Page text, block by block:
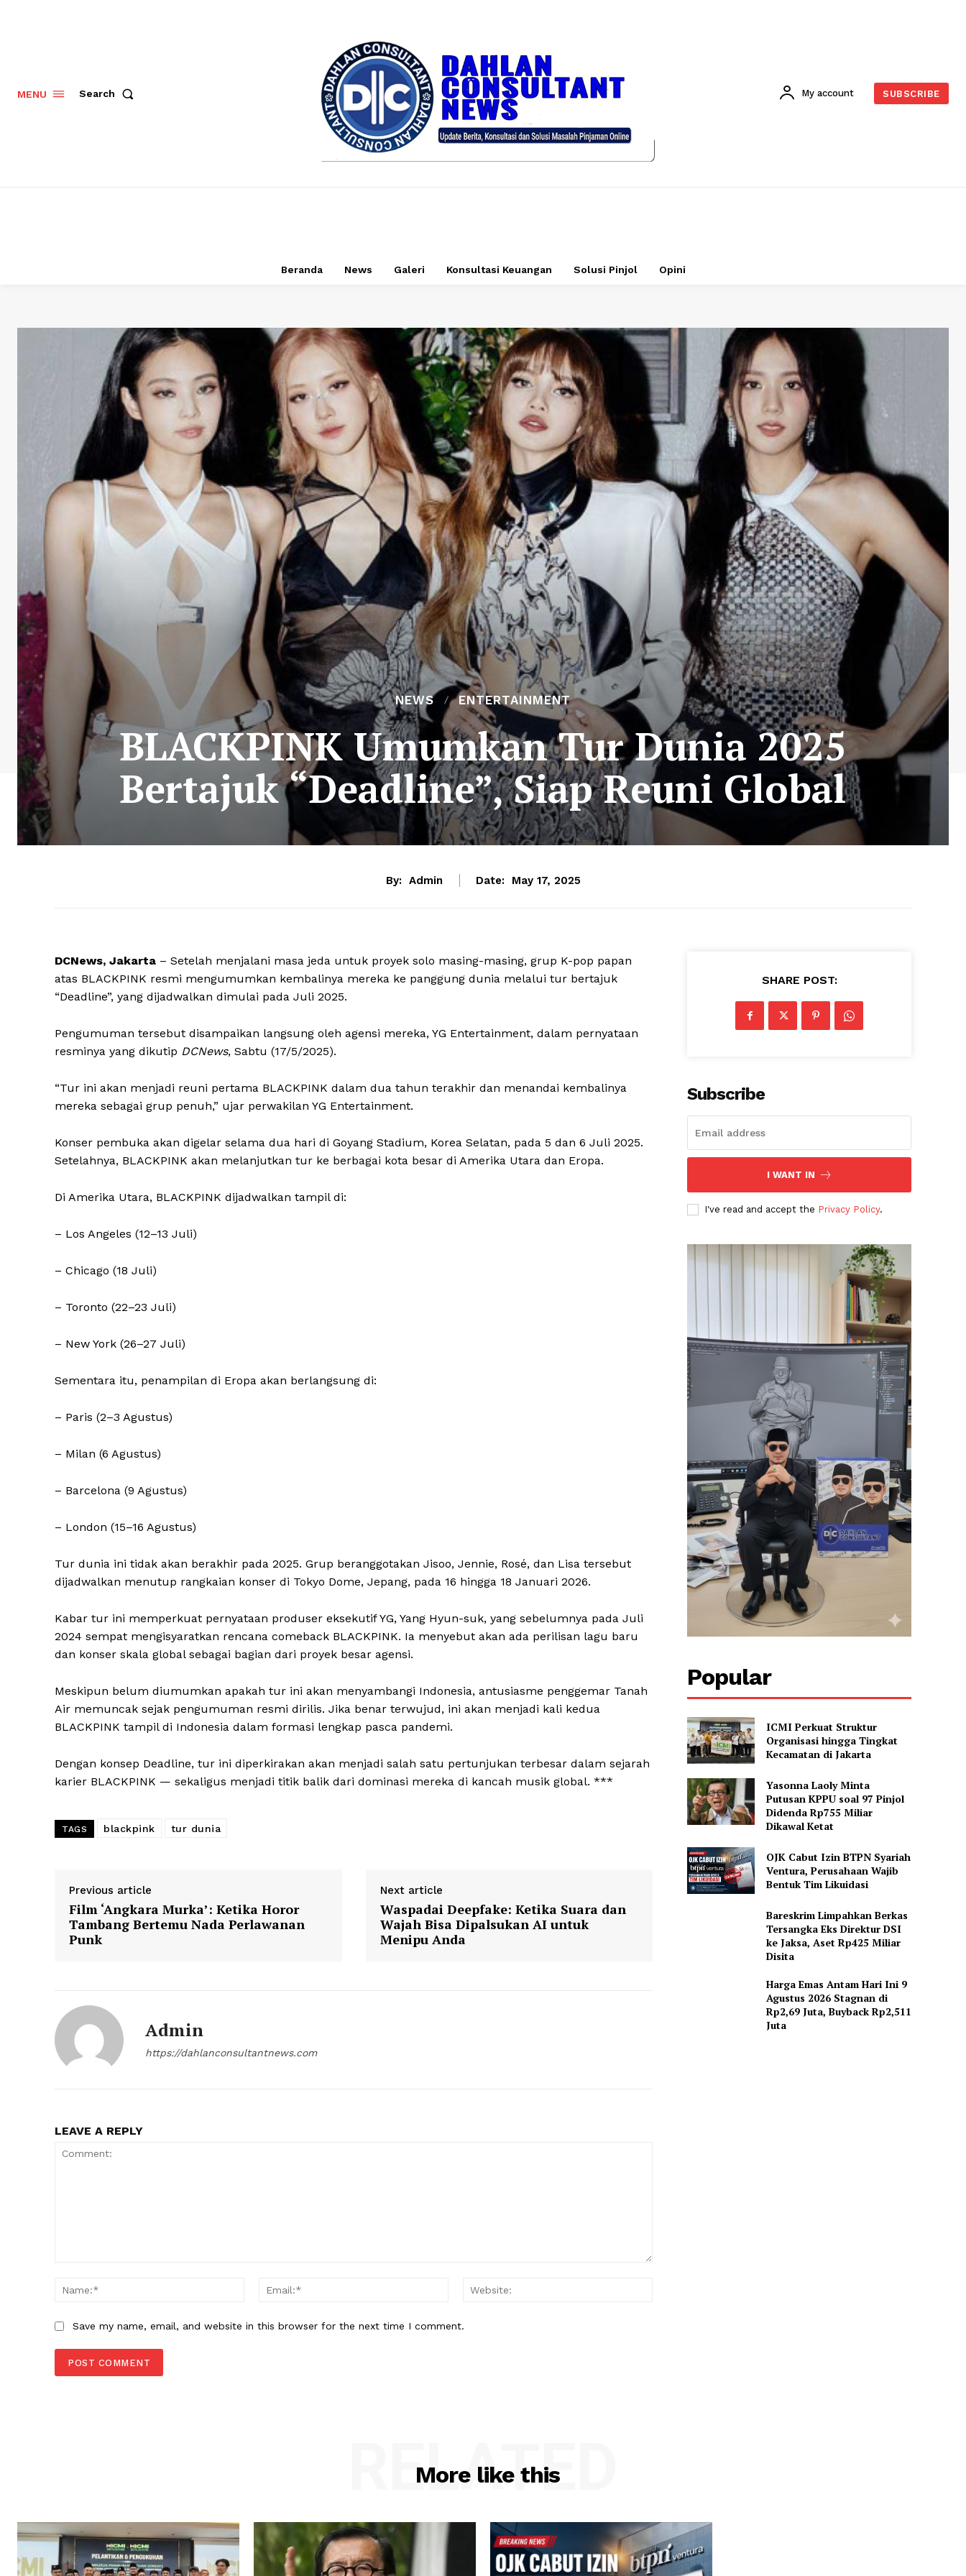
SUBSCRIBE NOW
Company
About
Contact
MENU Search My account SUBSCRIBE
Beranda News Galeri Konsultasi Keuangan Solusi Pinjol Opini
NEWS ENTERTAINMENT
BLACKPINK Umumkan Tur Dunia 2025
Bertajuk “Deadline”, Siap Reuni Global
By: Admin Date: May 17, 2025
DCNews, Jakarta – Setelah menjalani masa jeda untuk proyek solo masing-masing, grup K-pop papan
atas BLACKPINK resmi mengumumkan kembalinya mereka ke panggung dunia melalui tur bertajuk
“Deadline”, yang dijadwalkan dimulai pada Juli 2025.
Pengumuman tersebut disampaikan langsung oleh agensi mereka, YG Entertainment, dalam pernyataan
resminya yang dikutip DCNews, Sabtu (17/5/2025).
“Tur ini akan menjadi reuni pertama BLACKPINK dalam dua tahun terakhir dan menandai kembalinya
mereka sebagai grup penuh,” ujar perwakilan YG Entertainment.
Konser pembuka akan digelar selama dua hari di Goyang Stadium, Korea Selatan, pada 5 dan 6 Juli 2025.
Setelahnya, BLACKPINK akan melanjutkan tur ke berbagai kota besar di Amerika Utara dan Eropa.
Di Amerika Utara, BLACKPINK dijadwalkan tampil di:
– Los Angeles (12–13 Juli)
– Chicago (18 Juli)
– Toronto (22–23 Juli)
– New York (26–27 Juli)
Sementara itu, penampilan di Eropa akan berlangsung di:
– Paris (2–3 Agustus)
– Milan (6 Agustus)
– Barcelona (9 Agustus)
– London (15–16 Agustus)
Tur dunia ini tidak akan berakhir pada 2025. Grup beranggotakan Jisoo, Jennie, Rosé, dan Lisa tersebut
dijadwalkan menutup rangkaian konser di Tokyo Dome, Jepang, pada 16 hingga 18 Januari 2026.
Kabar tur ini memperkuat pernyataan produser eksekutif YG, Yang Hyun-suk, yang sebelumnya pada Juli
2024 sempat mengisyaratkan rencana comeback BLACKPINK. Ia menyebut akan ada perilisan lagu baru
dan konser skala global sebagai bagian dari proyek besar agensi.
Meskipun belum diumumkan apakah tur ini akan menyambangi Indonesia, antusiasme penggemar Tanah
Air memuncak sejak pengumuman resmi dirilis. Jika benar terwujud, ini akan menjadi kali kedua
BLACKPINK tampil di Indonesia dalam formasi lengkap pasca pandemi.
Dengan konsep Deadline, tur ini diperkirakan akan menjadi salah satu pertunjukan terbesar dalam sejarah
karier BLACKPINK — sekaligus menjadi titik balik dari dominasi mereka di kancah musik global. ***
TAGS blackpink tur dunia
Previous article
Film ‘Angkara Murka’: Ketika Horor
Tambang Bertemu Nada Perlawanan
Punk
Next article
Waspadai Deepfake: Ketika Suara dan
Wajah Bisa Dipalsukan AI untuk
Menipu Anda
Admin
https://dahlanconsultantnews.com
LEAVE A REPLY
Name:*
Email:*
Save my name, email, and website in this browser for the next time I comment.
SHARE POST:
Subscribe
I WANT IN
I've read and accept the Privacy Policy.
Popular
ICMI Perkuat Struktur
Organisasi hingga Tingkat
Kecamatan di Jakarta
Yasonna Laoly Minta
Putusan KPPU soal 97 Pinjol
Didenda Rp755 Miliar
Dikawal Ketat
OJK Cabut Izin BTPN Syariah
Ventura, Perusahaan Wajib
Bentuk Tim Likuidasi
Bareskrim Limpahkan Berkas
Tersangka Eks Direktur DSI
ke Jaksa, Aset Rp425 Miliar
Disita
Harga Emas Antam Hari Ini 9
Agustus 2026 Stagnan di
Rp2,69 Juta, Buyback Rp2,511
Juta
More like this
RELATED